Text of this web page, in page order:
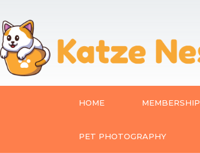
HOME MEMBERSHIP
PET PHOTOGRAPHY